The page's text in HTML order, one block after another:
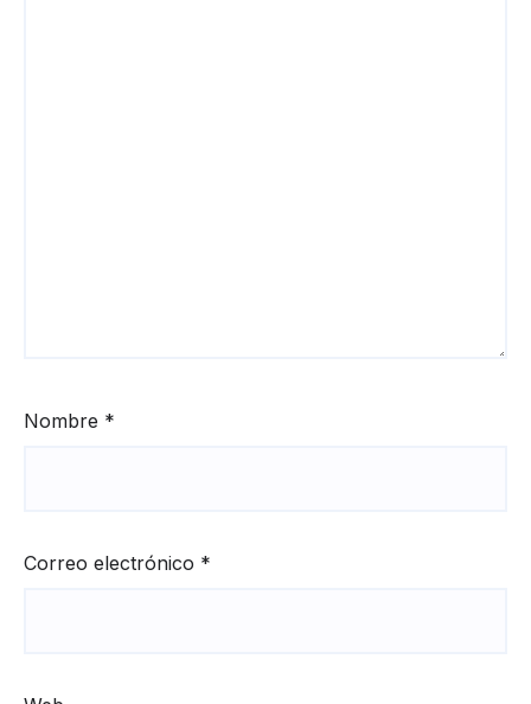
Nombre *
Correo electrónico *